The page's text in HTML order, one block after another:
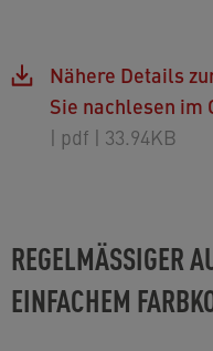
Nähere Details
Sie nachlesen im
| pdf | 33.94KB
REGELMÄSSIGER
INFACHEM